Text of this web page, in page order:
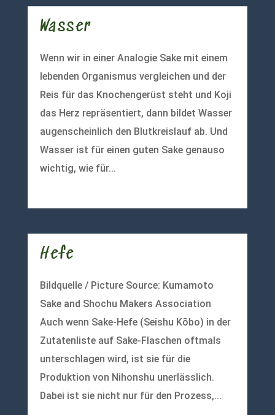
Wasser
Wenn wir in einer Analogie Sake mit einem
lebenden Organismus vergleichen und der
Reis für das Knochengerüst steht und Koji
das Herz repräsentiert, dann bildet Wasser
augenscheinlich den Blutkreislauf ab. Und
Wasser ist für einen guten Sake genauso
wichtig, wie für...
Hefe
Bildquelle / Picture Source: Kumamoto
Sake and Shochu Makers Association
Auch wenn Sake-Hefe (Seishu Kōbo) in der
Zutatenliste auf Sake-Flaschen oftmals
unterschlagen wird, ist sie für die
Produktion von Nihonshu unerlässlich.
Dabei ist sie nicht nur für den Prozess,...